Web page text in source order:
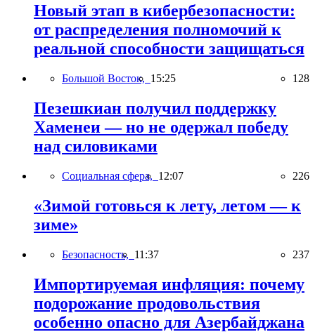
Новый этап в кибербезопасности:
от распределения полномочий к
реальной способности защищаться
Большой Восток, 15:25 128
Пезешкиан получил поддержку
Хаменеи — но не одержал победу
над силовиками
Социальная сфера, 12:07 226
«Зимой готовься к лету, летом — к
зиме»
Безопасность, 11:37 237
Импортируемая инфляция: почему
подорожание продовольствия
особенно опасно для Азербайджана